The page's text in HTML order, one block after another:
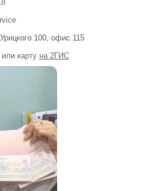
100, офис 115
или карту на 2ГИС